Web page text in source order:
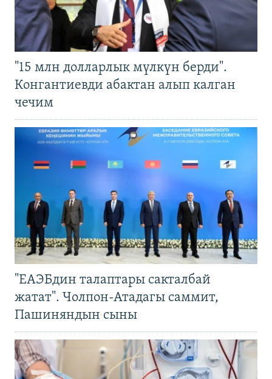
"15 млн долларлык мүлкүн берди".
Конгантиевди абактан алып калган
чечим
"ЕАЭБдин талаптары сакталбай
жатат". Чолпон-Атадагы саммит,
Пашиняндын сыны